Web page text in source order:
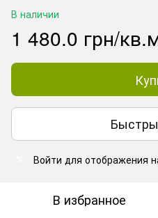
В наличии
1 480.0 грн/
Войти для отображения
В избранное